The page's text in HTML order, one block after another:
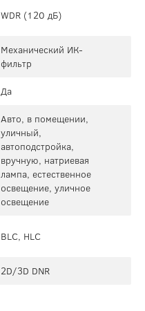
WDR (120 дБ)
Механический ИК-
фильтр
Да
Авто, в помещении,
уличный,
автоподстройка,
вручную, натриевая
лампа, естественное
освещение, уличное
освещение
BLC, HLC
2D/3D DNR